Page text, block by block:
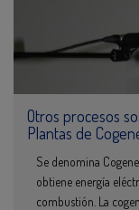
Otros procesos
Plantas de
Se denomina
obtiene energía
combustión. La